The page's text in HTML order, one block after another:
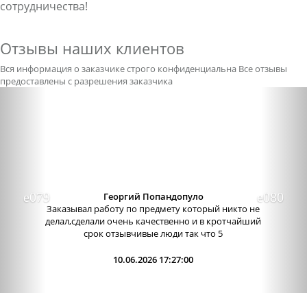
сотрудничества!
Отзывы наших клиентов
Вся информация о заказчике строго конфиденциальна Все отзывы
предоставлены с разрешения заказчика
Отличный сервис, очень приятные
администраторы. Связь очень хорошо налажена,
поэтому можно узнавать новости о написании
работы. Сама...
09.06.2026 13:15:00